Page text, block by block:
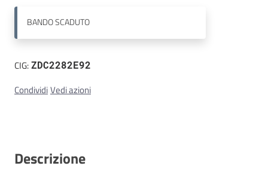
BANDOSCADUTO
CIG:ZDC2282E92
CondividiVedi azioni
Descrizione